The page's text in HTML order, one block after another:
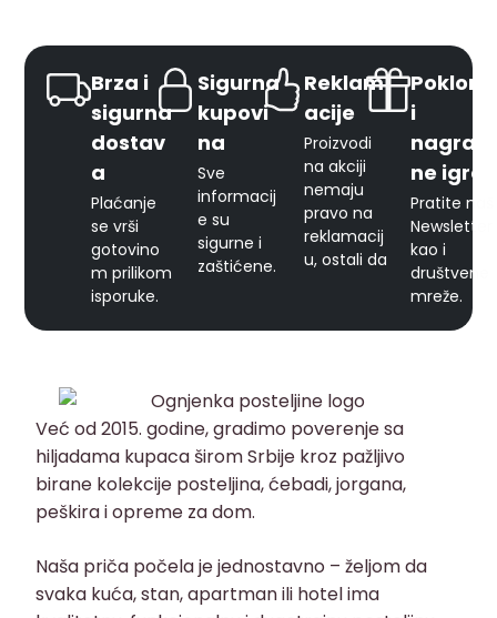
Brza i
sigurna
dostav
a
Plaćanje
se vrši
gotovino
m prilikom
isporuke.
Sigurna
kupovi
na
Sve
informacij
e su
sigurne i
zaštićene.
Reklam
acije
Proizvodi
na akciji
nemaju
pravo na
reklamacij
u, ostali da
Pokloni
i
nagrad
ne igre
Pratite naš
Newsletter
kao i
društvene
mreže.
Već od 2015. godine, gradimo poverenje sa
hiljadama kupaca širom Srbije kroz pažljivo
birane kolekcije posteljina, ćebadi, jorgana,
peškira i opreme za dom.
Naša priča počela je jednostavno – željom da
svaka kuća, stan, apartman ili hotel ima